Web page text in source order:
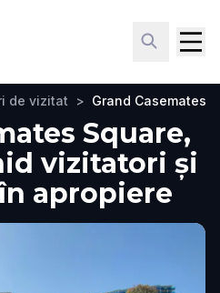
de vizitat > Grand Casemates
Square,
vizitatori și
apropiere